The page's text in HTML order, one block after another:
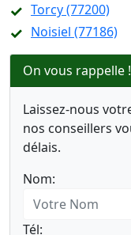
Torcy (77200)
Noisiel (77186)
On vous rappelle !
Laissez-nous
nos conseillers
délais.
Nom:
Tél: